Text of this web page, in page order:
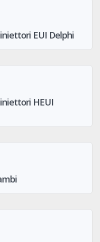
EUI Delphi
HEUI